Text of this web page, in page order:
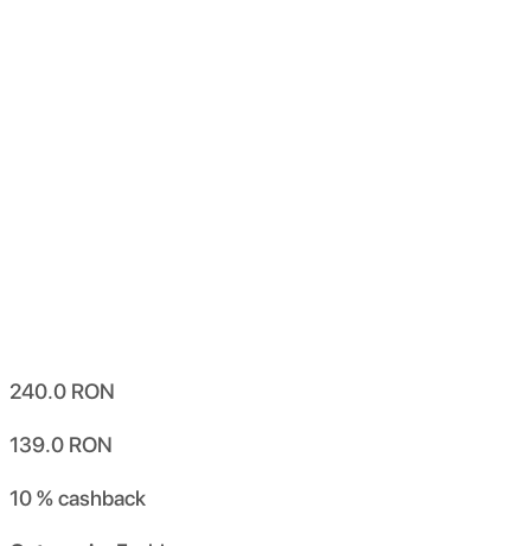
240.0 RON
139.0 RON
10 %cashback